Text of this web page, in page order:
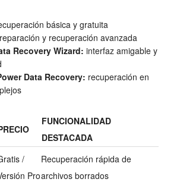
básica y gratuita
reparación y recuperación avanzada
Recovery Wizard: interfaz amigable y
Data Recovery: recuperación en
FUNCIONALIDAD
DESTACADA
/
Pro
Recuperación rápida de
archivos borrados